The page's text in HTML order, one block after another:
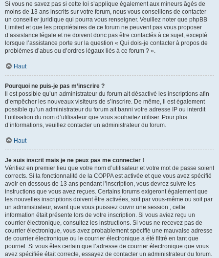
Si vous ne savez pas si cette loi s’applique également aux mineurs âgés de
moins de 13 ans inscrits sur votre forum, nous vous conseillons de contacter
un conseiller juridique qui pourra vous renseigner. Veuillez noter que phpBB
Limited et que les propriétaires de ce forum ne peuvent pas vous proposer
d’assistance légale et ne doivent donc pas être contactés à ce sujet, excepté
lorsque l’assistance porte sur la question « Qui dois-je contacter à propos de
problèmes d’abus ou d’ordres légaux liés à ce forum ? ».
Haut
Pourquoi ne puis-je pas m’inscrire ?
Il est possible qu’un administrateur du forum ait désactivé les inscriptions afin
d’empêcher les nouveaux visiteurs de s’inscrire. De même, il est également
possible qu’un administrateur du forum ait banni votre adresse IP ou interdit
l’utilisation du nom d’utilisateur que vous souhaitez utiliser. Pour plus
d’informations, veuillez contacter un administrateur du forum.
Haut
Je suis inscrit mais je ne peux pas me connecter !
Vérifiez en premier lieu que votre nom d’utilisateur et votre mot de passe soient
corrects. Si la fonctionnalité de la COPPA est activée et que vous avez spécifié
avoir en dessous de 13 ans pendant l’inscription, vous devrez suivre les
instructions que vous avez reçues. Certains forums exigeront également que
les nouvelles inscriptions doivent être activées, soit par vous-même ou soit par
un administrateur, avant que vous puissiez ouvrir une session ; cette
information était présente lors de votre inscription. Si vous aviez reçu un
courrier électronique, consultez les instructions. Si vous ne recevez pas de
courrier électronique, vous avez probablement spécifié une mauvaise adresse
de courrier électronique ou le courrier électronique a été filtré en tant que
pourriel. Si vous êtes certain que l’adresse de courrier électronique que vous
avez spécifiée était correcte, essayez de contacter un administrateur du forum.